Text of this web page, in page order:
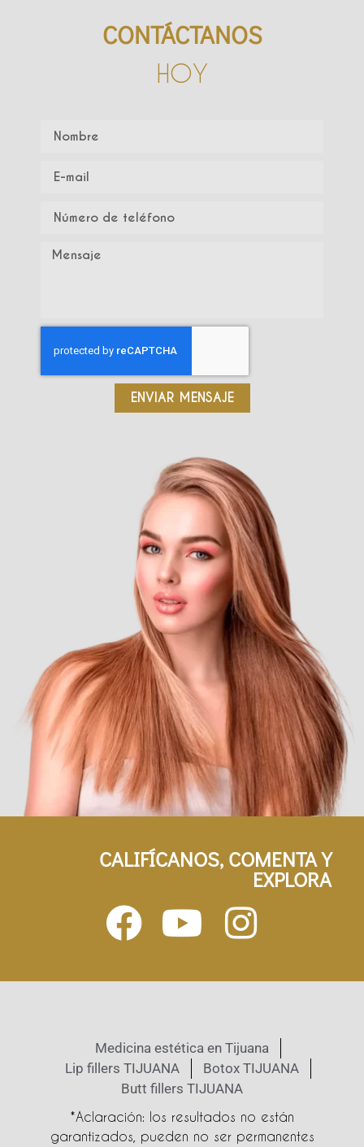
CONTÁCTANOS
HOY
ENVIAR MENSAJE
CALIFÍCANOS, COMENTA Y
EXPLORA
Medicina estética en Tijuana
Lip fillers TIJUANA
Botox TIJUANA
Butt fillers TIJUANA
*Aclaración: los resultados no están
garantizados, pueden no ser permanentes